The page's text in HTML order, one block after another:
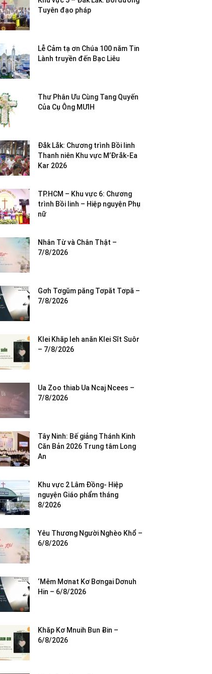
Tuyên đạo pháp
Lễ Cảm tạ ơn Chúa 100 năm Tin
Lành truyền đến Bạc Liêu
Thư Phân Ưu Cùng Tang Quyến
Của Cụ Ông MƯIH
Đắk Lắk: Chương trình Bồi linh
Thanh niên Khu vực M’Đrắk-Ea
Kar 2026
TP.HCM – Khu vực 6: Chương
trình Bồi linh – Hiệp nguyện Phụ
nữ
Nhân Từ và Chân Thật –
7/8/2026
Gơh Tơgŭm păng Tơpăt Tơpă –
7/8/2026
Klei Khăp leh anăn Klei Sĭt Suôr
– 7/8/2026
Ua Zoo thiab Ua Ncaj Ncees –
7/8/2026
Tây Ninh: Bế giảng Thánh Kinh
Căn Bản 2026 Trung tâm Long
An
Khu vực 2 Lâm Đồng- Hiệp
nguyện Giáo phẩm tháng
8/2026
Yêu Thương Người Nghèo Khổ –
6/8/2026
‘Mêm Mơnat Kơ Bơngai Dơnuh
Hin – 6/8/2026
Khăp Kơ Mnuih Bun Ƀin –
6/8/2026